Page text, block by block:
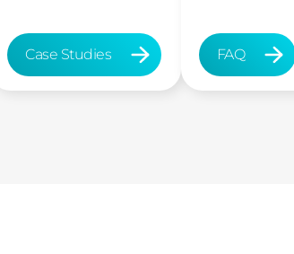
Case Studies
Case Studies
FAQ
FAQ